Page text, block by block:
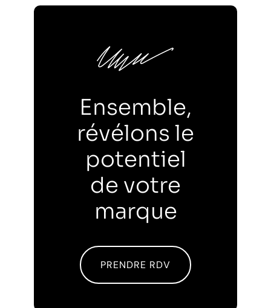
Ensemble,
révélons le
potentiel
de votre
marque
PRENDRE RDV